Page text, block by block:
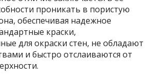
проникать в пористую
обеспечивая надежное
краски,
для окраски стен, не обладают
и быстро отслаиваются от